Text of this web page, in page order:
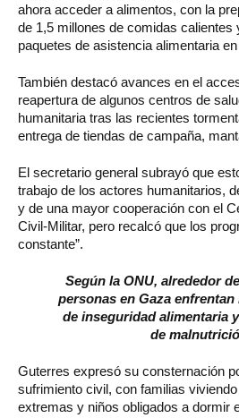
ahora acceder a alimentos, con la
de 1,5 millones de comidas calientes
paquetes de asistencia alimentaria
También destacó avances en el
reapertura de algunos centros de
humanitaria tras las recientes
entrega de tiendas de campaña,
El secretario general subrayó que
trabajo de los actores humanitarios,
y de una mayor cooperación con el
Civil-Militar, pero recalcó que los
constante”.
Según la ONU, alrededor
personas en Gaza
de inseguridad alimentaria
de
Guterres expresó su consternación
sufrimiento civil, con familias
extremas y niños obligados a dormir